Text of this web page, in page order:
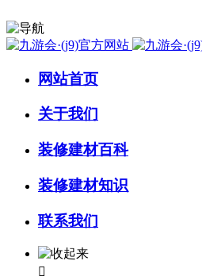
网站首页
关于我们
装修建材百科
装修建材知识
联系我们
